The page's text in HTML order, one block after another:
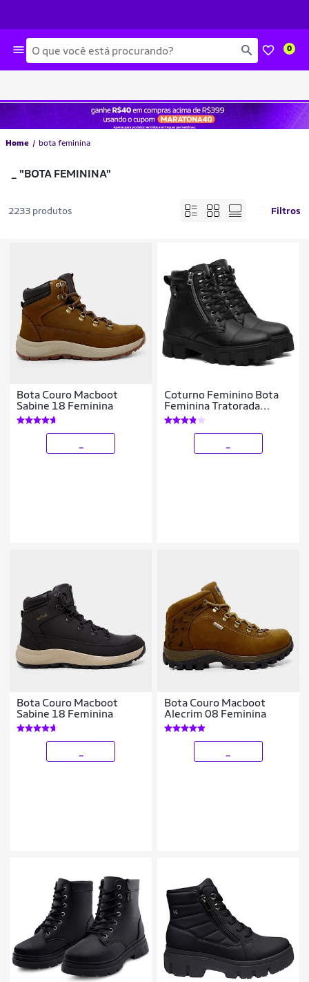
Busca 0
Home bota feminina
"BOTA FEMININA"
2233 produtos Filtros
Bota Couro Macboot
Sabine 18 Feminina
Coturno Feminino Bota
Feminina Tratorada
Casual Zíper Lateral Cano
Curto Modinha
Bota Couro Macboot
Sabine 18 Feminina
Bota Couro Macboot
Alecrim 08 Feminina